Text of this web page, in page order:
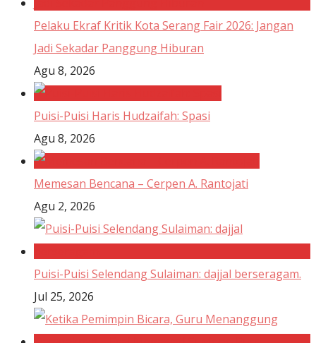
Pelaku Ekraf Kritik Kota Serang Fair 2026: Jangan
Jadi Sekadar Panggung Hiburan
Agu 8, 2026
Puisi-Puisi Haris Hudzaifah: Spasi
Agu 8, 2026
Memesan Bencana – Cerpen A. Rantojati
Agu 2, 2026
Puisi-Puisi Selendang Sulaiman: dajjal berseragam.
Jul 25, 2026